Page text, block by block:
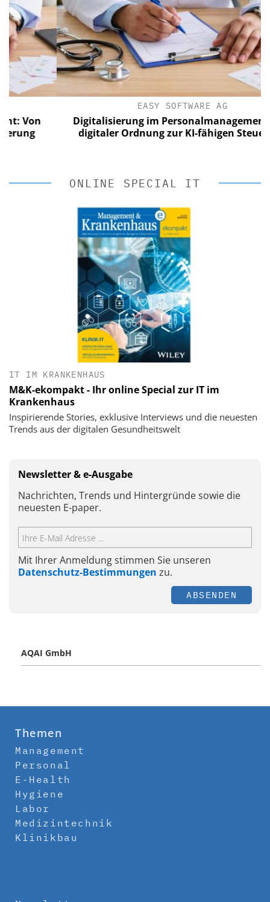
EASY SOFTWARE AG
Digitalisierung im Personalmanagement: Von
digitaler Ordnung zur KI-fähigen Steuerung
ONLINE SPECIAL IT
IT IM KRANKENHAUS
M&K-ekompakt - Ihr online Special zur IT im
Krankenhaus
Inspirierende Stories, exklusive Interviews und die neuesten
Trends aus der digitalen Gesundheitswelt
Newsletter & e-Ausgabe
Nachrichten, Trends und Hintergründe sowie die
neuesten E-paper.
Mit Ihrer Anmeldung stimmen Sie unseren
Datenschutz-Bestimmungen zu.
ABSENDEN
AQAI GmbH
Themen
Management
Personal
E-Health
Hygiene
Labor
Medizintechnik
Klinikbau